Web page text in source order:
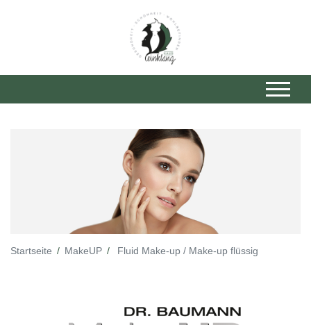
Startseite MakeUP Fluid Make-up / Make-up flüssig